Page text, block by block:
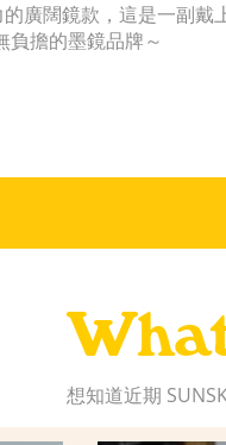
廣闊鏡款，這是一副戴
負擔的墨鏡品牌～
想知道近期